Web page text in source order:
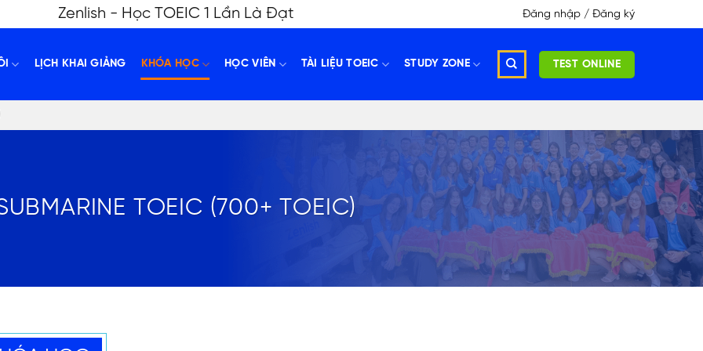
Zenlish - Học TOEIC 1 Lần Là Đạt Đăng nhập / Đăng ký
LỊCH KHAI GIẢNG KHÓA HỌC HỌC VIÊN TÀI LIỆU TOEIC STUDY ZONE TEST ONLINE
TOEIC (700+ TOEIC)